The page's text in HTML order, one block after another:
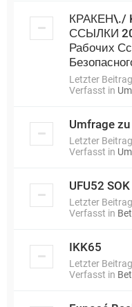
КРАКЕН\./
ССЫЛКИ
Рабочих
Letzter
Verfasst in
Umfrage
Letzter
Verfasst in
UFU52 SOK
Letzter
Verfasst in
IKK65
Letzter
Verfasst in